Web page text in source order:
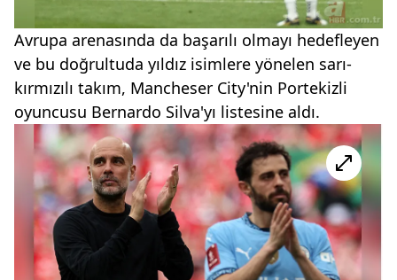
Avrupa arenasında da başarılı olmayı hedefleyen
ve bu doğrultuda yıldız isimlere yönelen sarı-
kırmızılı takım, Mancheser City'nin Portekizli
oyuncusu Bernardo Silva'yı listesine aldı.